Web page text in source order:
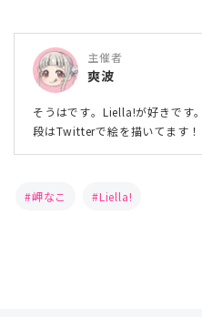
主催者
爽波
そうはです。Liella!が好きです
段はTwitterで絵を描いてます！
岬なこ Liella!